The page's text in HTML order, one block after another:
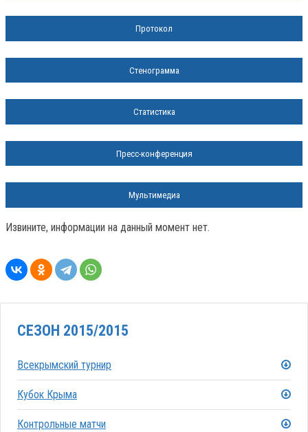
Протокол
Стенограмма
Статистика
Пресс-конференция
Мультимедиа
Извините, информации на данный момент нет.
СЕЗОН 2015/2015
Всекрымский турнир
Кубок Крыма
Контрольные матчи